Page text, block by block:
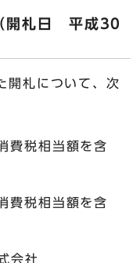
開札日 平成30
札について、次
税相当額を含
税相当額を含
会社